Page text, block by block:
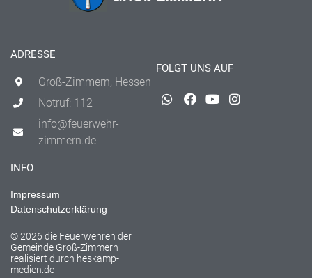
ADRESSE
Groß-Zimmern, Hessen
Notruf: 112
info@feuerwehr-
zimmern.de
FOLGT UNS AUF
INFO
Impressum
Datenschutzerklärung
© 2026 die Feuerwehren der
Gemeinde Groß-Zimmern
realisiert durch heskamp-
medien.de